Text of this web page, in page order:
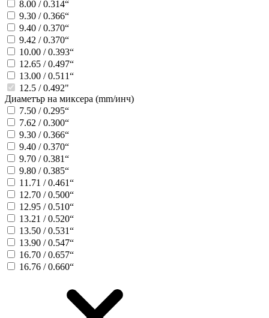
8.00 / 0.314“
9.30 / 0.366“
9.40 / 0.370“
9.42 / 0.370“
10.00 / 0.393“
12.65 / 0.497“
13.00 / 0.511“
12.5 / 0.492"
Диаметър на миксера (mm/инч)
7.50 / 0.295“
7.62 / 0.300“
9.30 / 0.366“
9.40 / 0.370“
9.70 / 0.381“
9.80 / 0.385“
11.71 / 0.461“
12.70 / 0.500“
12.95 / 0.510“
13.21 / 0.520“
13.50 / 0.531“
13.90 / 0.547“
16.70 / 0.657“
16.76 / 0.660“